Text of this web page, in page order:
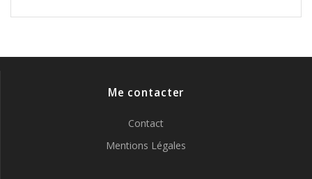
Me contacter
Contact
Mentions Légales